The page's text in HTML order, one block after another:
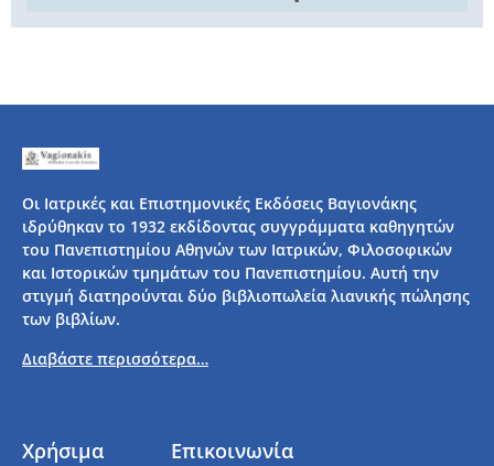
Οι Ιατρικές και Επιστημονικές Εκδόσεις Βαγιονάκης
ιδρύθηκαν το 1932 εκδίδοντας συγγράμματα καθηγητών
του Πανεπιστημίου Αθηνών των Ιατρικών, Φιλοσοφικών
και Ιστορικών τμημάτων του Πανεπιστημίου. Αυτή την
στιγμή διατηρούνται δύο βιβλιοπωλεία λιανικής πώλησης
των βιβλίων.
Διαβάστε περισσότερα…
Χρήσιμα Επικοινωνία